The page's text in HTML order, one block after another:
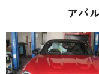
アバ